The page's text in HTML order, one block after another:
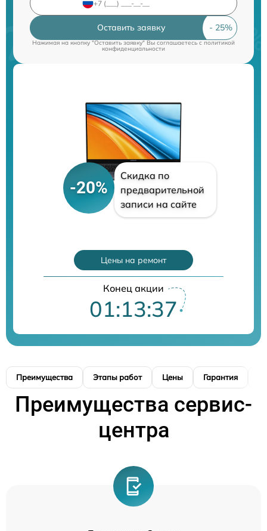
Оставить заявку
Нажимая на кнопку "Оставить заявку" Вы соглашаетесь cполитикой
конфиденциальности
-20%
Скидка по
предварительной
записи на сайте
Цены на ремонт
Конец акции
01:13:37
Преимущества Этапы работ Цены Гарантия
Преимущества сервис-
центра